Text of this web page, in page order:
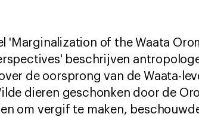
'Marginalization of the Waata
beschrijven
de oorsprong van de Waata-
dieren geschonken door de
om vergif te maken,